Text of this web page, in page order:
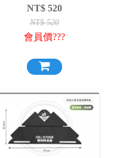
延伸桌 小桌 板凳 桌板
NT$ 520
NT$520
會員價???